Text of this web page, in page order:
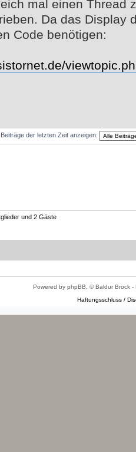
mal einen Thread
Da das Display
Code benötigen:
Beiträge der letzten Zeit anzeigen:
und 2 Gäste
Powered by phpBB, © Baldur Brock -
Haftungsschluss /